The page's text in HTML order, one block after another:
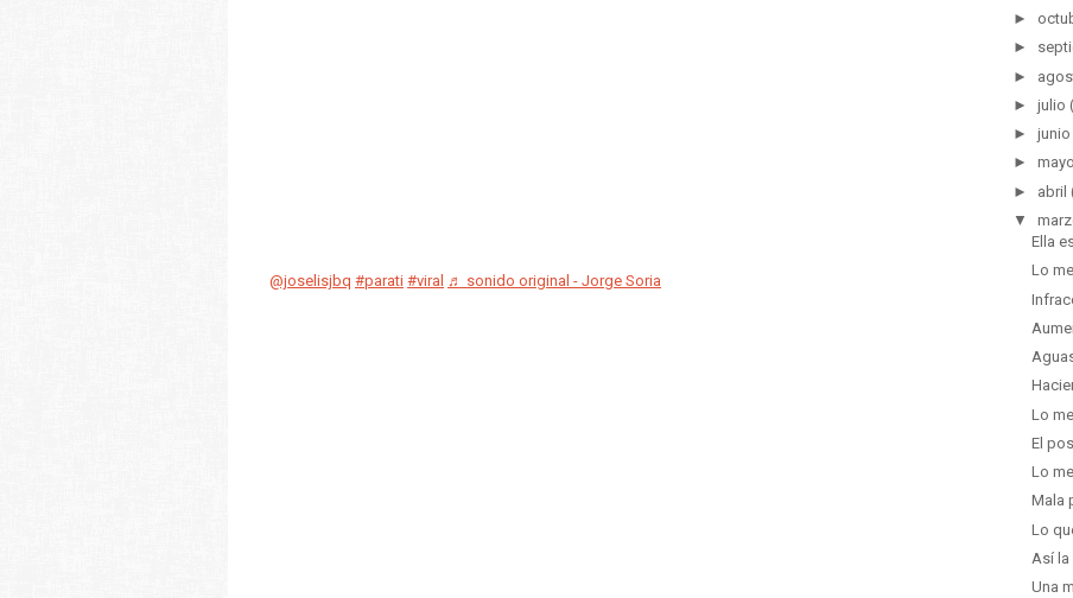
@joselisjbq #parati #viral ♬ sonido original - Jorge Soria
►
►
►
► julio
► junio
► mayo
► abril
▼
Ella
Lo
Lo
El
Lo
Mala
Lo
Así la
Una